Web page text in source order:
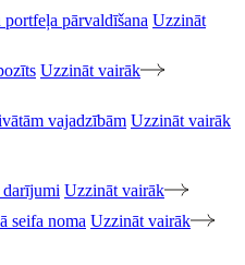
pārvaldīšana Uzzināt
Uzzināt vairāk
vajadzībām Uzzināt vairāk
Uzzināt vairāk
seifa noma Uzzināt vairāk